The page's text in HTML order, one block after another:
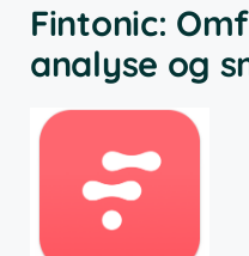
Fintonic:
analyse og